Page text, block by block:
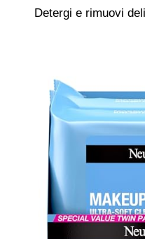
Detergi e rimuovi